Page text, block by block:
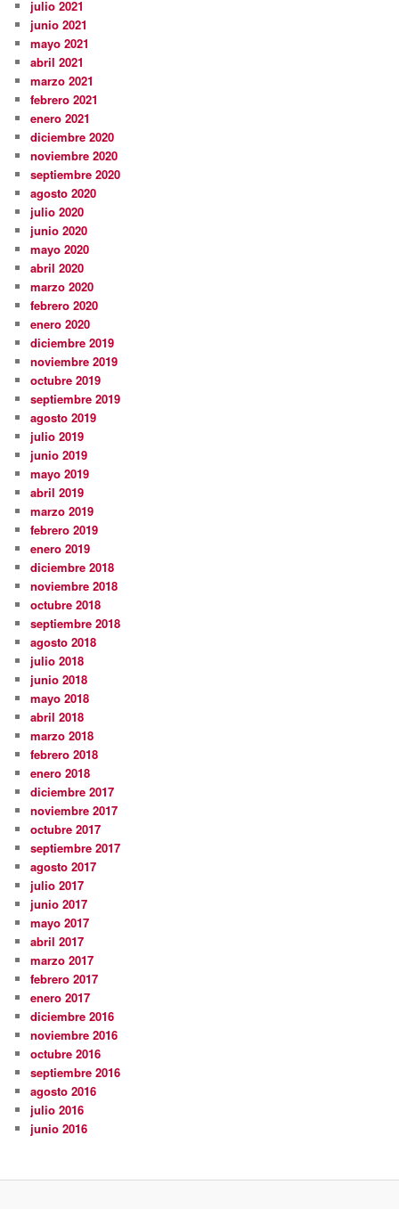
julio 2021
junio 2021
mayo 2021
abril 2021
marzo 2021
febrero 2021
enero 2021
diciembre 2020
noviembre 2020
septiembre 2020
agosto 2020
julio 2020
junio 2020
mayo 2020
abril 2020
marzo 2020
febrero 2020
enero 2020
diciembre 2019
noviembre 2019
octubre 2019
septiembre 2019
agosto 2019
julio 2019
junio 2019
mayo 2019
abril 2019
marzo 2019
febrero 2019
enero 2019
diciembre 2018
noviembre 2018
octubre 2018
septiembre 2018
agosto 2018
julio 2018
junio 2018
mayo 2018
abril 2018
marzo 2018
febrero 2018
enero 2018
diciembre 2017
noviembre 2017
octubre 2017
septiembre 2017
agosto 2017
julio 2017
junio 2017
mayo 2017
abril 2017
marzo 2017
febrero 2017
enero 2017
diciembre 2016
noviembre 2016
octubre 2016
septiembre 2016
agosto 2016
julio 2016
junio 2016